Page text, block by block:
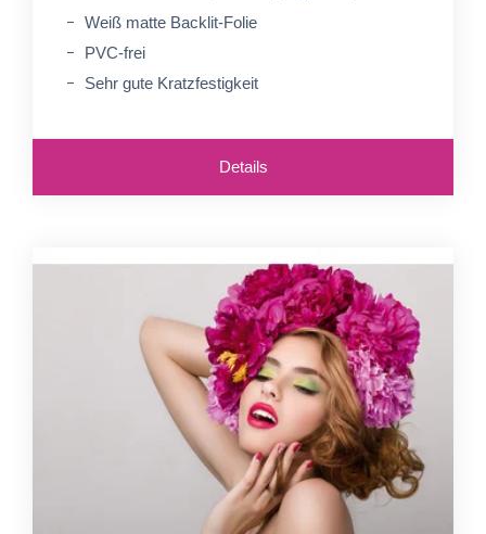
Weiß matte Backlit-Folie
PVC-frei
Sehr gute Kratzfestigkeit
Details